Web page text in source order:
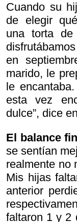
Cuando su
de elegir
una torta de
en
marido, le
le
esta vez
dulce”, dice
El balance
se sentían
realmente no
Mis hijas
anterior
faltaron 1 y 2